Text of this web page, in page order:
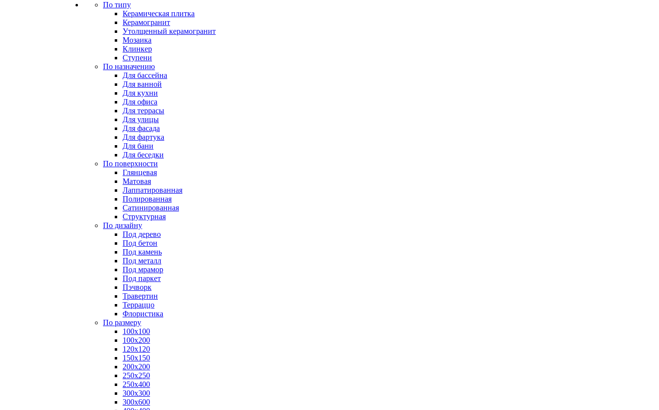
По типу
Керамическая плитка
Керамогранит
Утолщенный керамогранит
Мозаика
Клинкер
Ступени
По назначению
Для бассейна
Для ванной
Для кухни
Для офиса
Для террасы
Для улицы
Для фасада
Для фартука
Для бани
Для беседки
По поверхности
Глянцевая
Матовая
Лаппатированная
Полированная
Сатинированная
Структурная
По дизайну
Под дерево
Под бетон
Под камень
Под металл
Под мрамор
Под паркет
Пэчворк
Травертин
Терраццо
Флористика
По размеру
100х100
100х200
120х120
150х150
200х200
250х250
250х400
300х300
300х600